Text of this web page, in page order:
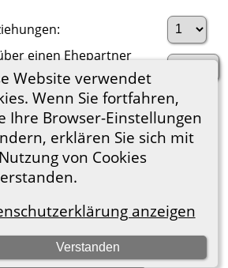
Website verwendet
Wenn Sie fortfahren,
Ihre Browser-Einstellungen
erklären Sie sich mit
von Cookies
anzeigen
Verstanden
einen Ehepartner
Generationen:
nach anderen Verbindungen
von Darrin Lythgoe © 2001-2026.
geht es zum Impressum